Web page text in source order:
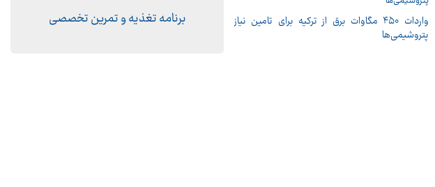
واردات ۴۵۰ مگاوات برق از ترکیه برای تامین نیاز
پتروشیمی‌ها
برنامه تغذیه و تمرین تخصصی